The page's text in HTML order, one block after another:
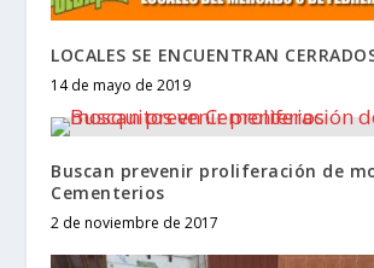
LOCALES SE ENCUENTRAN
14 de mayo de 2019
Buscan prevenir proliferación de
Cementerios
2 de noviembre de 2017